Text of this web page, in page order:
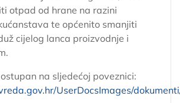
otpad od hrane na razini
te općenito smanjiti
cijelog lanca proizvodnje i
na sljedećoj poveznici:
UserDocsImages/